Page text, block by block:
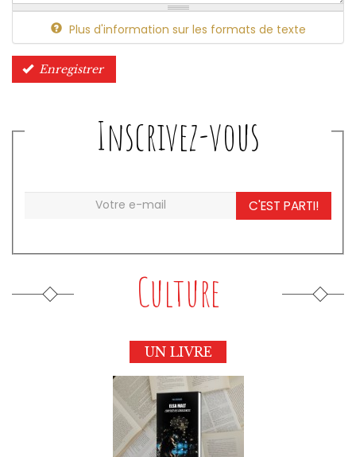
Plus d'information sur les formats de texte
Enregistrer
Inscrivez-vous
C'EST PARTI!
Culture
UN LIVRE